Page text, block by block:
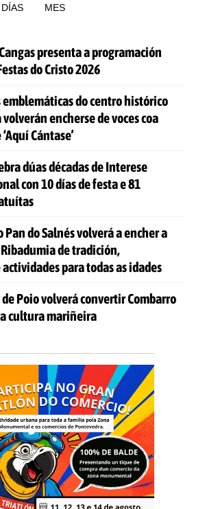
MES
presenta a programación
do Cristo 2026
emblemáticas do centro histórico
encherse de voces coa
Cántase’
dúas décadas de Interese
con 10 días de festa e 81
Pan do Salnés volverá a encher a
de tradición,
para todas as idades
de Poio volverá convertir Combarro
cultura mariñeira